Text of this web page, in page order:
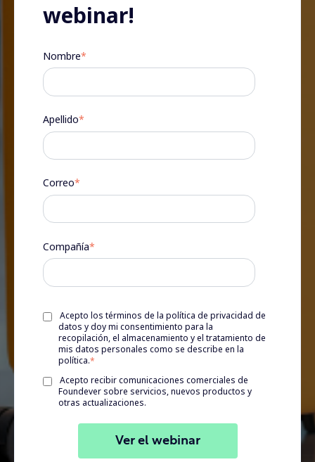
webinar!
Nombre*
Apellido*
Correo*
Compañía*
Acepto los términos de la política de privacidad de
datos y doy mi consentimiento para la
recopilación, el almacenamiento y el tratamiento de
mis datos personales como se describe en la
política.*
Acepto recibir comunicaciones comerciales de
Foundever sobre servicios, nuevos productos y
otras actualizaciones.